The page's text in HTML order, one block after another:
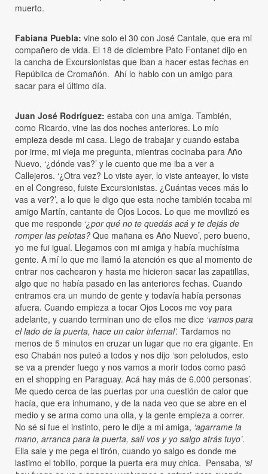
muerto.
Fabiana Puebla: vine solo el 30 con José Cantale, que era mi
compañero de vida. El 18 de diciembre Pato Fontanet dijo en
la cancha de Excursionistas que iban a hacer estas fechas en
República de Cromañón. Ahí lo hablo con un amigo para
sacar para el último día.
Juan José Rodríguez: estaba con una amiga. También,
como Ricardo, vine las dos noches anteriores. Lo mío
empieza desde mi casa. Llego de trabajar y cuando estaba
por irme, mi vieja me pregunta, mientras cocinaba para Año
Nuevo, ‘¿dónde vas?’ y le cuento que me iba a ver a
Callejeros. ‘¿Otra vez? Lo viste ayer, lo viste anteayer, lo viste
en el Congreso, fuiste Excursionistas. ¿Cuántas veces más lo
vas a ver?’, a lo que le digo que esta noche también tocaba mi
amigo Martín, cantante de Ojos Locos. Lo que me movilizó es
que me responde ‘¿por qué no te quedás acá y te dejás de
romper las pelotas? Que mañana es Año Nuevo’, pero bueno,
yo me fui igual. Llegamos con mi amiga y había muchísima
gente. A mí lo que me llamó la atención es que al momento de
entrar nos cachearon y hasta me hicieron sacar las zapatillas,
algo que no había pasado en las anteriores fechas. Cuando
entramos era un mundo de gente y todavía había personas
afuera. Cuando empieza a tocar Ojos Locos me voy para
adelante, y cuando terminan uno de ellos me dice ‘vamos para
el lado de la puerta, hace un calor infernal’. Tardamos no
menos de 5 minutos en cruzar un lugar que no era gigante. En
eso Chabán nos puteó a todos y nos dijo ‘son pelotudos, esto
se va a prender fuego y nos vamos a morir todos como pasó
en el shopping en Paraguay. Acá hay más de 6.000 personas’.
Me quedo cerca de las puertas por una cuestión de calor que
hacía, que era inhumano, y de la nada veo que se abre en el
medio y se arma como una olla, y la gente empieza a correr.
No sé si fue el instinto, pero le dije a mi amiga, ‘agarrame la
mano, arranca para la puerta, salí vos y yo salgo atrás tuyo’.
Ella sale y me pega el tirón, cuando yo salgo es donde me
lastimo el tobillo, porque la puerta era muy chica. Pensaba, ‘si